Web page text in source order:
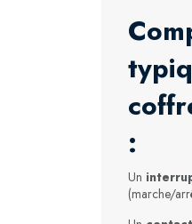
:
Un
(marche/